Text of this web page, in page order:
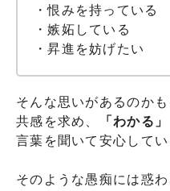
・恨みを持っている
・嫉妬している
・昇進を妨げたい
そんな思いがあるのか
共感を求め、
「わかる
言葉を聞いて安心してい
そのような愚痴には惑